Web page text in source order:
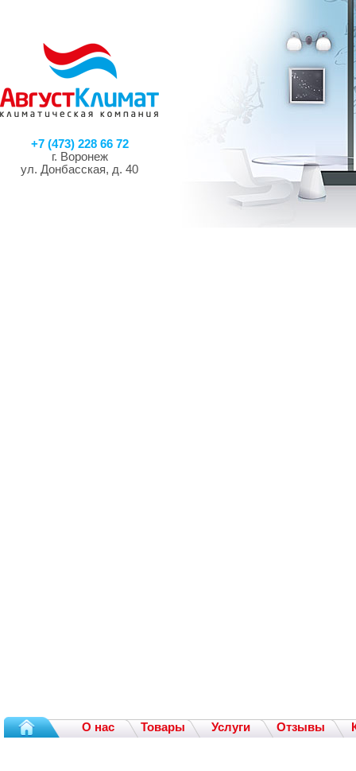
+7 (473) 228 66 72
г. Воронеж
ул. Донбасская, д. 40
О нас Товары Услуги Отзывы